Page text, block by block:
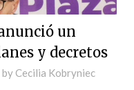
un
y decretos
by Cecilia Kobryniec